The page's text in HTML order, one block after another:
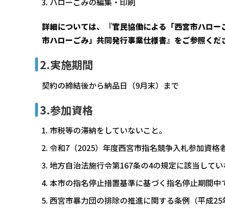
詳細については、『官民協働による「西宮市ハロ
市ハローごみ」共同発行事業仕様書』をご参照くだ
2.実施期間
契約の締結後から納品日（9月末）まで
3.参加資格
市税等の滞納をしていないこと。
令和7（2025）年度西宮市指名競争入札参加資格
地方自治法施行令第167条の4の規定に該当してい
本市の指名停止措置基準に基づく指名停止期間中
西宮市暴力団の排除の推進に関する条例（平成